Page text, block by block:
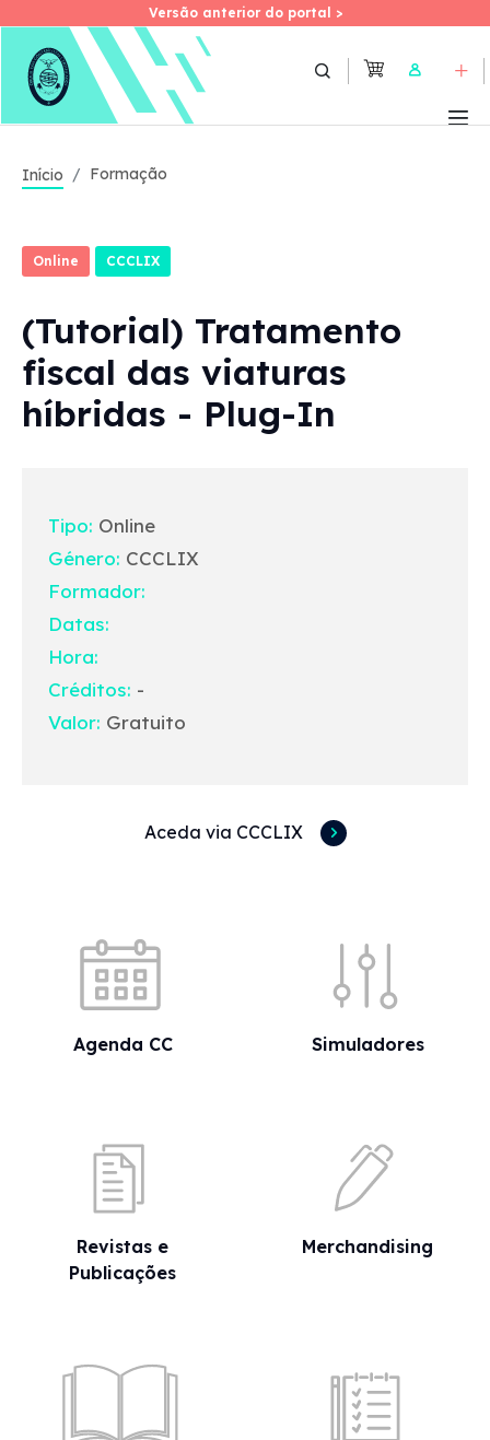
Skip
Versão anterior do portal >
Versão anterior do portal >
User
Início Formação
Online CCCLIX
(Tutorial) Tratamento
fiscal das viaturas
híbridas - Plug-In
Tipo: Online
Género: CCCLIX
Formador:
Datas:
Hora:
Créditos: -
Valor: Gratuito
Aceda via CCCLIX
Agenda CC Simuladores
Revistas e
Publicações
Merchandising